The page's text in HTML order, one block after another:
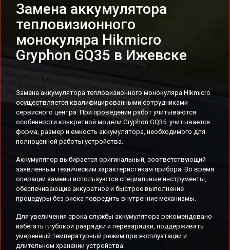
Замена аккумулятора
тепловизионного
монокуляра Hikmicro
Gryphon GQ35 в Ижевске
Замена аккумулятора тепловизионного монокуляра Hikmicro
осуществляется квалифицированными сотрудниками
сервисного центра. При проведении работ учитываются
особенности конкретной модели Gryphon GQ35: учитывается
форма, размер и емкость аккумулятора, необходимого для
полноценной работы устройства.
Аккумулятор выбирается оригинальный, соответствующий
заявленным техническим характеристикам прибора. Во время
операции замены используются специальные инструменты,
обеспечивающие аккуратное и быстрое выполнение
процедуры без риска повредить внутренние механизмы.
Для увеличения срока службы аккумулятора рекомендовано
избегать глубокой разрядки и перезарядки, поддерживать
умеренный температурный режим при эксплуатации и
длительном хранении устройства.